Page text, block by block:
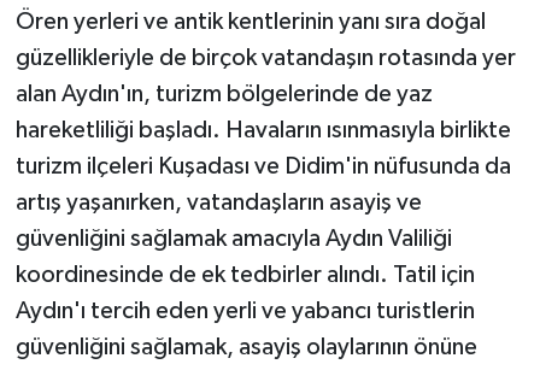
Ören yerleri ve antik kentlerinin yanı sıra doğal
güzellikleriyle de birçok vatandaşın rotasında yer
alan Aydın'ın, turizm bölgelerinde de yaz
hareketliliği başladı. Havaların ısınmasıyla birlikte
turizm ilçeleri Kuşadası ve Didim'in nüfusunda da
artış yaşanırken, vatandaşların asayiş ve
güvenliğini sağlamak amacıyla Aydın Valiliği
koordinesinde de ek tedbirler alındı. Tatil için
Aydın'ı tercih eden yerli ve yabancı turistlerin
güvenliğini sağlamak, asayiş olaylarının önüne